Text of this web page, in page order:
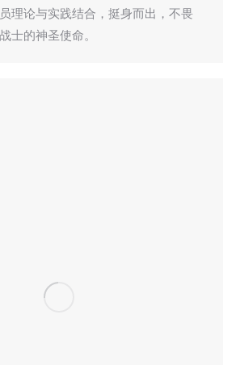
理论与实践结合，挺身而出，不畏
士的神圣使命。